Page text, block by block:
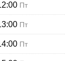
Пт
Пт
Пт